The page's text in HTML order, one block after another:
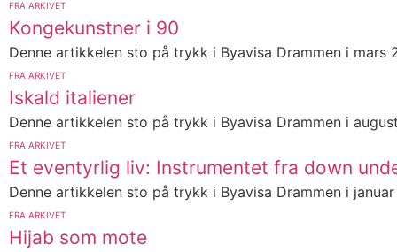
FRA ARKIVET
Kongekunstner i 90
Denne artikkelen sto på trykk i Byavisa Drammen i
FRA ARKIVET
Iskald italiener
Denne artikkelen sto på trykk i Byavisa Drammen i
FRA ARKIVET
Et eventyrlig liv: Instrumentet fra down
Denne artikkelen sto på trykk i Byavisa Drammen i
FRA ARKIVET
Hijab som mote